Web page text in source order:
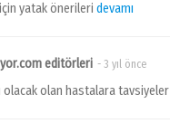
yatak önerileri devamı
editörleri - 3 yıl önce
olacak olan hastalara tavsiyeler